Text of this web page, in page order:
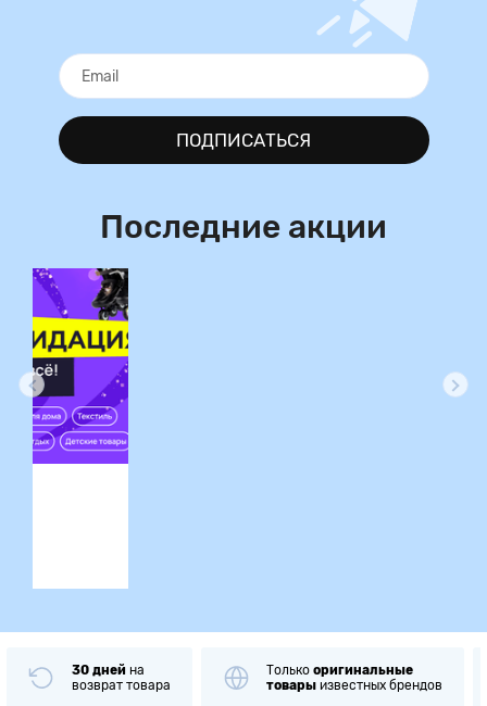
уходит всего 2 минуты. При этом каждые полминуты прибор
делает небольшую паузу, чтобы Вы могли уделить
одинаковое время каждой из зон ротовой полости.
ПОДПИСАТЬСЯ
Последние акции
30 дней на
возврат товара
Только оригинальные
товары известных брендов